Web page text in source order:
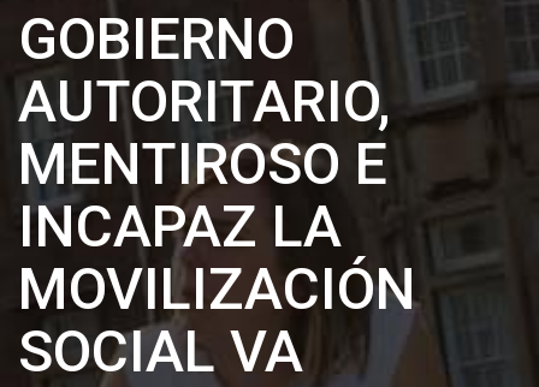
GOBIERNO
AUTORITARIO,
MENTIROSO E
INCAPAZ LA
MOVILIZACIÓN
SOCIAL VA